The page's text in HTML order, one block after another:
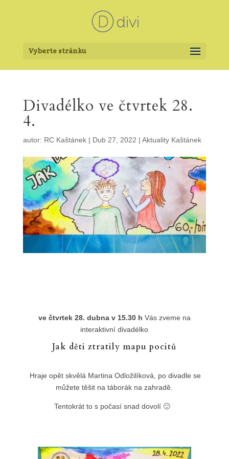
Vyberte stránku
Divadélko ve čtvrtek 28.
4.
autor: RC Kaštánek| Dub 27, 2022 | Aktuality Kaštánek
ve čtvrtek 28. dubna v 15.30 h Vás zveme na
interaktivní divadélko
Jak děti ztratily mapu pocitů
Hraje opět skvělá Martina Odložilíková, po divadle se
můžete těšit na táborák na zahradě.
Tentokrát to s počasí snad dovolí 🙂